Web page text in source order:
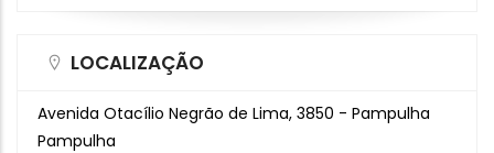
LOCALIZAÇÃO
Avenida Otacílio Negrão de Lima, 3850 - Pampulha
Pampulha